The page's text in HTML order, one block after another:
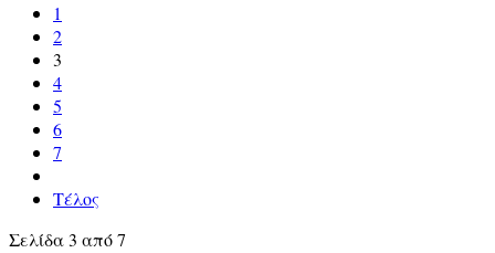
1
2
3
4
5
6
7
Τέλος
Σελίδα 3 από 7